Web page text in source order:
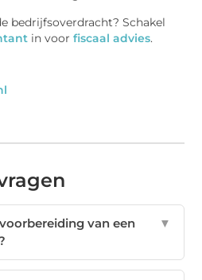
bedrijfsoverdracht? Schakel
in voorfiscaal advies.
van een
▼